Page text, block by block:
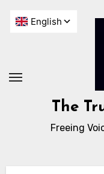
The
Freeing